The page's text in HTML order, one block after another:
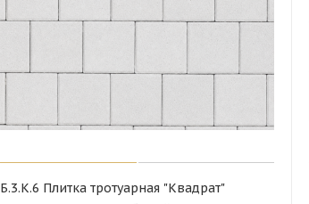
Б.3.К.6 Плитка тротуарная "Квадрат"